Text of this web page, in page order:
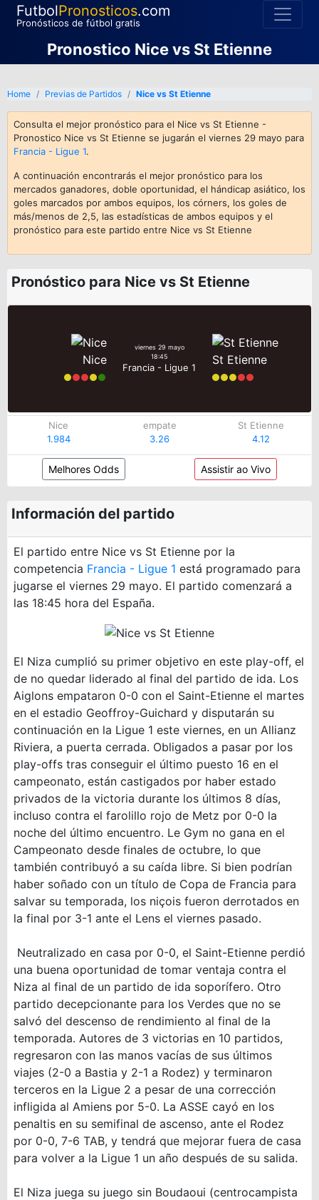
FutbolPronosticos.com
Pronósticos de fútbol gratis
Pronostico Nice vs St Etienne
Home Previas de Partidos Nice vs St Etienne
Consulta el mejor pronóstico para el Nice vs St Etienne -
Pronostico Nice vs St Etienne se jugarán el viernes 29 mayo para
Francia - Ligue 1.
A continuación encontrarás el mejor pronóstico para los
mercados ganadores, doble oportunidad, el hándicap asiático, los
goles marcados por ambos equipos, los córners, los goles de
más/menos de 2,5, las estadísticas de ambos equipos y el
pronóstico para este partido entre Nice vs St Etienne
Pronóstico para Nice vs St Etienne
Nice
viernes 29 mayo
18:45
Francia - Ligue 1
St Etienne
Nice
1.984
empate
3.26
St Etienne
4.12
Melhores Odds Assistir ao Vivo
Información del partido
El partido entre Nice vs St Etienne por la
competencia Francia - Ligue 1 está programado para
jugarse el viernes 29 mayo. El partido comenzará a
las 18:45 hora del España.
El Niza cumplió su primer objetivo en este play-off, el
de no quedar liderado al final del partido de ida. Los
Aiglons empataron 0-0 con el Saint-Etienne el martes
en el estadio Geoffroy-Guichard y disputarán su
continuación en la Ligue 1 este viernes, en un Allianz
Riviera, a puerta cerrada. Obligados a pasar por los
play-offs tras conseguir el último puesto 16 en el
campeonato, están castigados por haber estado
privados de la victoria durante los últimos 8 días,
incluso contra el farolillo rojo de Metz por 0-0 la
noche del último encuentro. Le Gym no gana en el
Campeonato desde finales de octubre, lo que
también contribuyó a su caída libre. Si bien podrían
haber soñado con un título de Copa de Francia para
salvar su temporada, los niçois fueron derrotados en
la final por 3-1 ante el Lens el viernes pasado.
Neutralizado en casa por 0-0, el Saint-Etienne perdió
una buena oportunidad de tomar ventaja contra el
Niza al final de un partido de ida soporífero. Otro
partido decepcionante para los Verdes que no se
salvó del descenso de rendimiento al final de la
temporada. Autores de 3 victorias en 10 partidos,
regresaron con las manos vacías de sus últimos
viajes (2-0 a Bastia y 2-1 a Rodez) y terminaron
terceros en la Ligue 2 a pesar de una corrección
infligida al Amiens por 5-0. La ASSE cayó en los
penaltis en su semifinal de ascenso, ante el Rodez
por 0-0, 7-6 TAB, y tendrá que mejorar fuera de casa
para volver a la Ligue 1 un año después de su salida.
El Niza juega su juego sin Boudaoui (centrocampista